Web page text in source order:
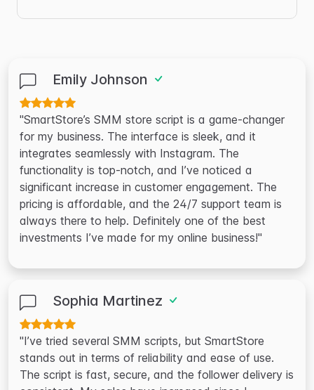
Emily Johnson
"SmartStore’s SMM store script is a game-changer
for my business. The interface is sleek, and it
integrates seamlessly with Instagram. The
functionality is top-notch, and I’ve noticed a
significant increase in customer engagement. The
pricing is affordable, and the 24/7 support team is
always there to help. Definitely one of the best
investments I’ve made for my online business!"
Sophia Martinez
"I’ve tried several SMM scripts, but SmartStore
stands out in terms of reliability and ease of use.
The script is fast, secure, and the follower delivery is